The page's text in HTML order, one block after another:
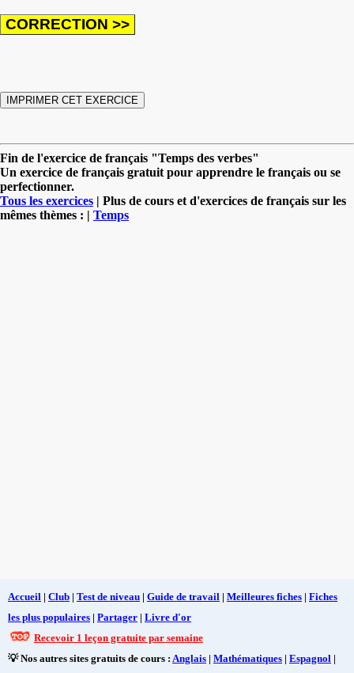
Fin de l'exercice de français "Temps des verbes"
Un exercice de français gratuit pour apprendre le français ou se
perfectionner.
Tous les exercices | Plus de cours et d'exercices de français sur les
mêmes thèmes : | Temps
Accueil | Club | Test de niveau | Guide de travail | Meilleures fiches | Fiches
les plus populaires | Partager | Livre d'or
Recevoir 1 leçon gratuite par semaine
💡 Nos autres sites gratuits de cours : Anglais | Mathématiques | Espagnol |